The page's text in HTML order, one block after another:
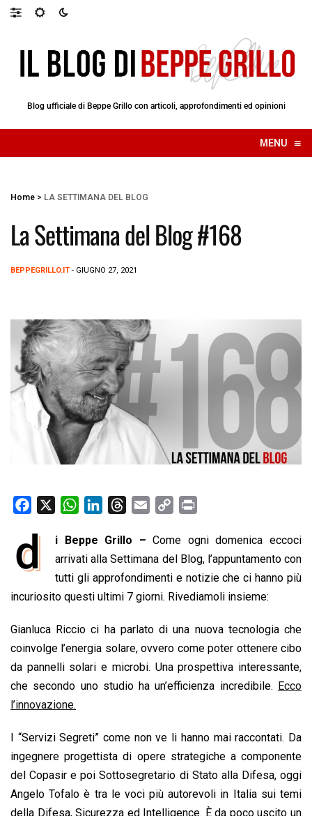
Blog ufficiale di Beppe Grillo con articoli, approfondimenti ed opinioni
MENU ≡
☰
Home > LA SETTIMANA DEL BLOG
La Settimana del Blog #168
BEPPEGRILLO.IT - GIUGNO 27, 2021
e
o
k
W
a
t
s
A
p
n
k
e
d
n
r
e
a
d
a
i
l
p
y
L
i
k
i
n
t
d i Beppe Grillo – Come ogni domenica eccoci
arrivati alla Settimana del Blog, l’appuntamento con
tutti gli approfondimenti e notizie che ci hanno più
incuriosito questi ultimi 7 giorni. Rivediamoli insieme:
Gianluca Riccio ci ha parlato di una nuova tecnologia che
coinvolge l’energia solare, ovvero come poter ottenere cibo
da pannelli solari e microbi. Una prospettiva interessante,
che secondo uno studio ha un’efficienza incredibile. Ecco
l’innovazione.
I “Servizi Segreti” come non ve li hanno mai raccontati. Da
ingegnere progettista di opere strategiche a componente
del Copasir e poi Sottosegretario di Stato alla Difesa, oggi
Angelo Tofalo è tra le voci più autorevoli in Italia sui temi
della Difesa, Sicurezza ed Intelligence. È da poco uscito un